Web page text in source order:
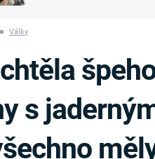
BRITSKÁ
KRÁLOVSKÁ
RODINA
■ Války
s